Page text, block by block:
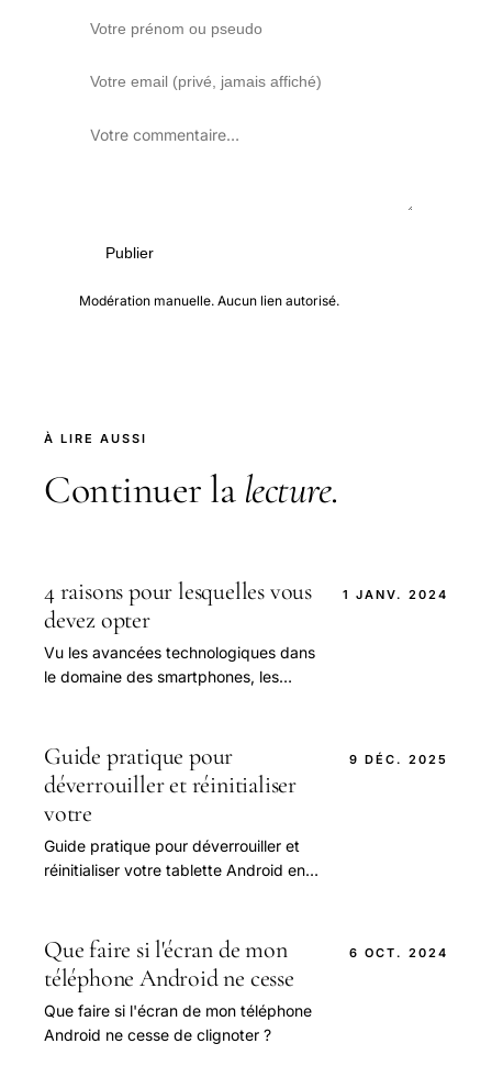
Publier
Modération manuelle. Aucun lien autorisé.
À LIRE AUSSI
Continuer la lecture.
4 raisons pour lesquelles vous
devez opter
Vu les avancées technologiques dans
le domaine des smartphones, les
1 JANV. 2024
Guide pratique pour
déverrouiller et réinitialiser
votre
Guide pratique pour déverrouiller et
réinitialiser votre tablette Android en
9 DÉC. 2025
Que faire si l'écran de mon
téléphone Android ne cesse
Que faire si l'écran de mon téléphone
Android ne cesse de clignoter ?
6 OCT. 2024